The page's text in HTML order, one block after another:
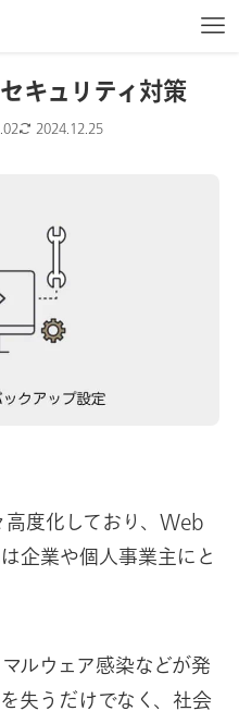
せ
キュリティ対策
2024.12.25
度化しており、Web
企業や個人事業主にと
ルウェア感染などが発
失うだけでなく、社会